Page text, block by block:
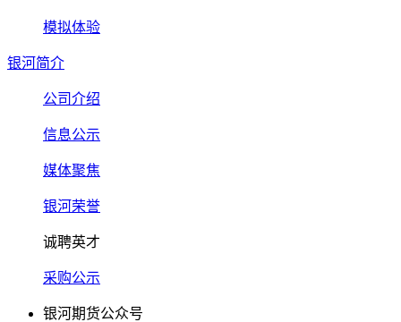
模拟体验
银河简介
公司介绍
信息公示
媒体聚焦
银河荣誉
诚聘英才
采购公示
银河期货公众号